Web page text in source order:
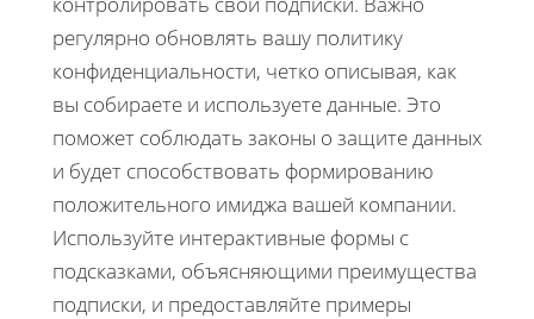
регулярно обновлять вашу политику
конфиденциальности, четко описывая, как
вы собираете и используете данные. Это
поможет соблюдать законы о защите данных
и будет способствовать формированию
положительного имиджа вашей компании.
Используйте интерактивные формы с
подсказками, объясняющими преимущества
подписки, и предоставляйте примеры